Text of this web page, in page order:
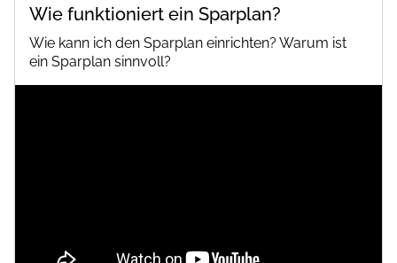
Wie funktioniert ein Sparplan?
Wie kann ich den Sparplan einrichten? Warum ist
ein Sparplan sinnvoll?